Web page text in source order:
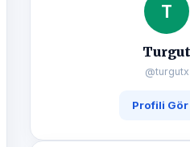
T
Turgut
@turgutx
Profili